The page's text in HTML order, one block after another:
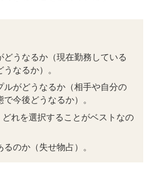
どうなるか（現在勤務している
なるか）。
ルがどうなるか（相手や自分の
今後どうなるか）。
れを選択することがベストなの
のか（失せ物占）。